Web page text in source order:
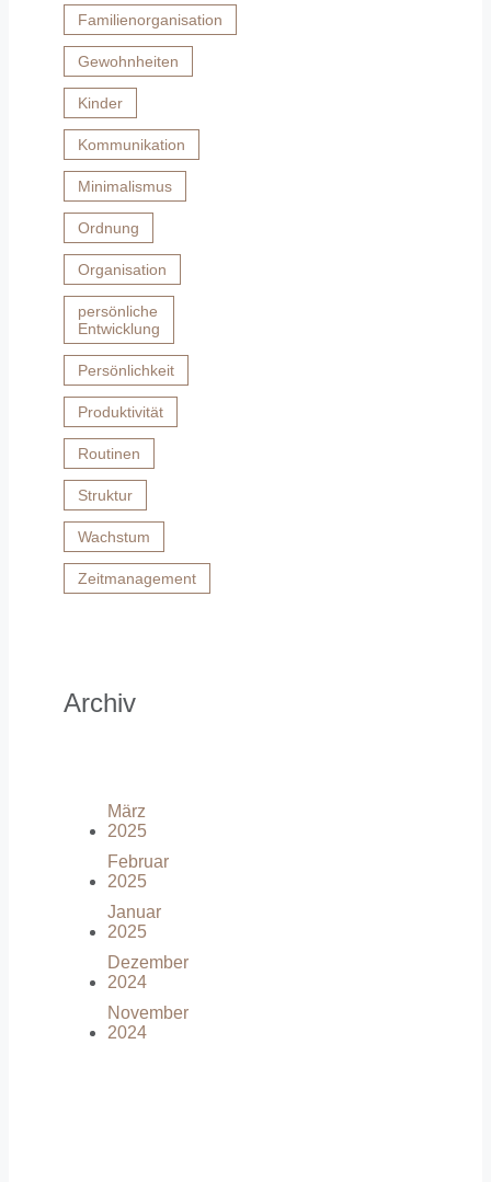
Familienorganisation
Gewohnheiten
Kinder
Kommunikation
Minimalismus
Ordnung
Organisation
persönliche
Entwicklung
Persönlichkeit
Produktivität
Routinen
Struktur
Wachstum
Zeitmanagement
Archiv
März
2025
Februar
2025
Januar
2025
Dezember
2024
November
2024